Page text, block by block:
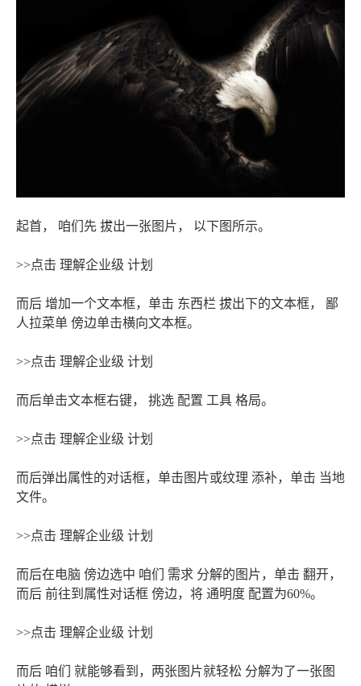
起首， 咱们先 拔出一张图片， 以下图所示。
>>点击 理解企业级 计划
而后 增加一个文本框，单击 东西栏 拔出下的文本框， 鄙
人拉菜单 傍边单击横向文本框。
>>点击 理解企业级 计划
而后单击文本框右键， 挑选 配置 工具 格局。
>>点击 理解企业级 计划
而后弹出属性的对话框，单击图片或纹理 添补，单击 当地
文件。
>>点击 理解企业级 计划
而后在电脑 傍边选中 咱们 需求 分解的图片，单击 翻开，
而后 前往到属性对话框 傍边，将 通明度 配置为60%。
>>点击 理解企业级 计划
而后 咱们 就能够看到，两张图片就轻松 分解为了一张图